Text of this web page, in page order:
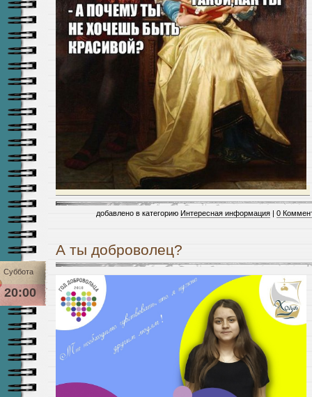
добавлено в категорию Интересная информация | 0
А ты доброволец?
Суббота
20:00